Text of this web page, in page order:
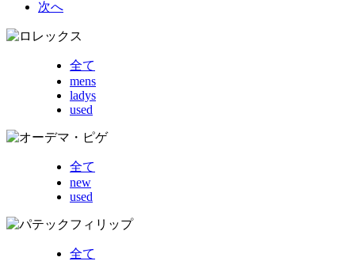
次へ
全て
mens
ladys
used
全て
new
used
全て